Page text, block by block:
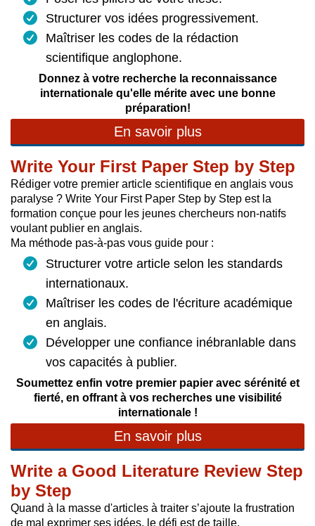
Structurer vos idées progressivement.
Maîtriser les codes de la rédaction
scientifique anglophone.
Donnez à votre recherche la reconnaissance
internationale qu'elle mérite avec une bonne
préparation!
En savoir plus
Write Your First Paper Step by Step
Rédiger votre premier article scientifique en anglais vous
paralyse ? Write Your First Paper Step by Step est la
formation conçue pour les jeunes chercheurs non-natifs
voulant publier en anglais.
Ma méthode pas-à-pas vous guide pour :
Structurer votre article selon les standards
internationaux.
Maîtriser les codes de l'écriture académique
en anglais.
Développer une confiance inébranlable dans
vos capacités à publier.
Soumettez enfin votre premier papier avec sérénité et
fierté, en offrant à vos recherches une visibilité
internationale !
En savoir plus
Write a Good Literature Review Step
by Step
Quand à la masse d'articles à traiter s’ajoute la frustration
de mal exprimer ses idées, le défi est de taille.